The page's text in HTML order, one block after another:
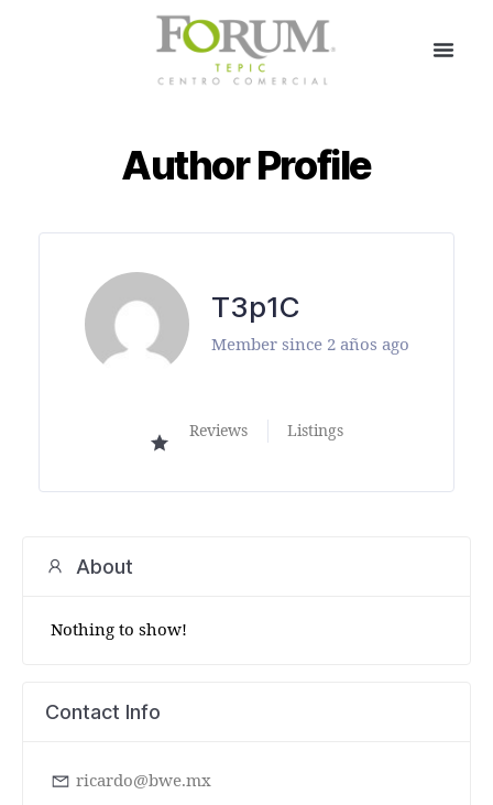
Author Profile
T3p1C
Member since 2 años ago
Reviews Listings
About
Nothing to show!
Contact Info
ricardo@bwe.mx